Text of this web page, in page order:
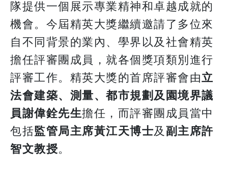
隊提供一個展示專業精神和卓越成就的
機會。今屆精英大獎繼續邀請了多位來
自不同背景的業內、學界以及社會精英
擔任評審團成員，就各個獎項類別進行
評審工作。精英大獎的首席評審會由立
法會建築、測量、都市規劃及園境界議
員謝偉銓先生擔任，而評審團成員當中
包括監管局主席黃江天博士及副主席許
智文教授。